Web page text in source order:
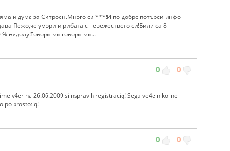
и дума за Ситроен.Много си ***!И по-добре потърси инфо
Пежо,че умори и рибата с невежеството си!Били са 8-
надолу!Говори ми,говори ми...
0 0
v4er na 26.06.2009 si nspravih registraciq! Sega ve4e nikoi ne
po prostotiq!
0 0